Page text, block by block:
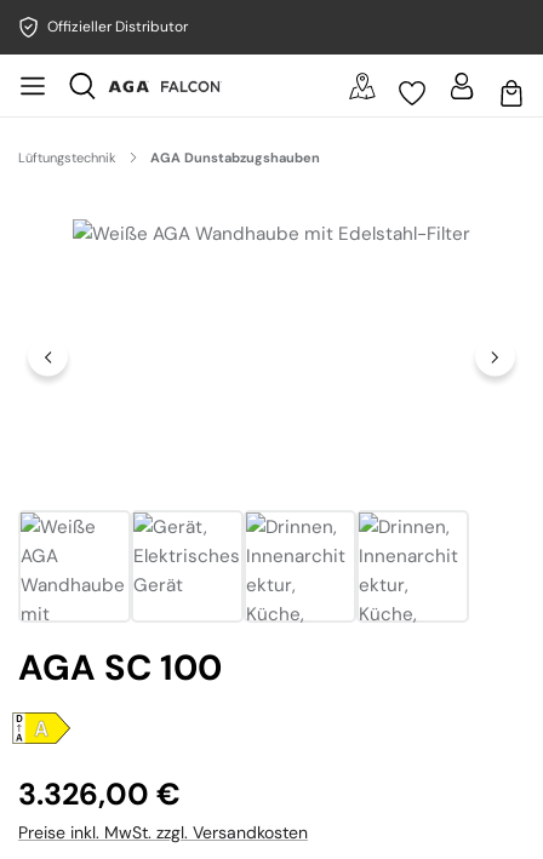
Offizieller Distributor
Lüftungstechnik AGA Dunstabzugshauben
Bildergalerie überspringen
AGA SC 100
Regulärer Preis:
3.326,00 €
Preise inkl. MwSt. zzgl. Versandkosten